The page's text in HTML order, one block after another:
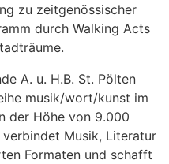
zu zeitgenössischer
durch Walking Acts
A. u. H.B. St. Pölten
musik/wort/kunst im
der Höhe von 9.000
verbindet Musik, Literatur
Formaten und schafft